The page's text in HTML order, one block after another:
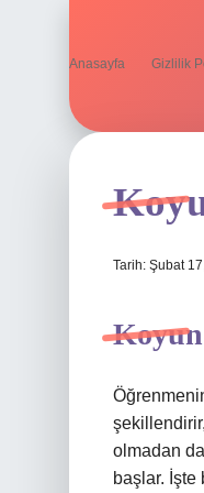
Anasayfa Gizlilik
Tarih: Şubat
olmadan
başlar. İşte